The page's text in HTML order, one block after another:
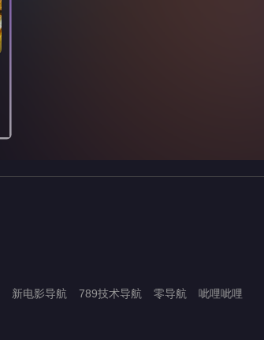
新电影导航 789技术导航 零导航 呲哩呲哩